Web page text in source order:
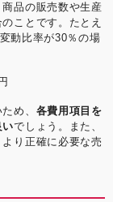
品の販売数や生産
ことです。たとえ
動比率が30％の場
め、 各費用項目を
いでしょう。また、
り正確に必要な売